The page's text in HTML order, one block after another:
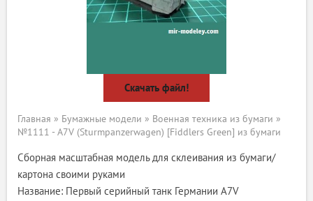
Скачать файл!
Главная » Бумажные модели » Военная техника из бумаги »
№1111 - A7V (Sturmpanzerwagen) [Fiddlers Green] из бумаги
Сборная масштабная модель для склеивания из бумаги/
картона своими руками
Название: Первый серийный танк Германии A7V